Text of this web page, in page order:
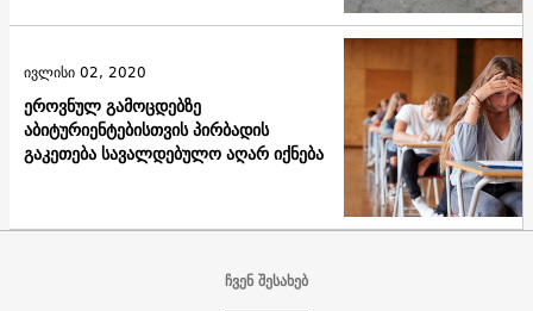
ეროვნულ გამოცდებზე
აბიტურიენტებისთვის პირბადის
გაკეთება სავალდებულო აღარ იქნება
ივლისი 02, 2020
ჩვენ შესახებ